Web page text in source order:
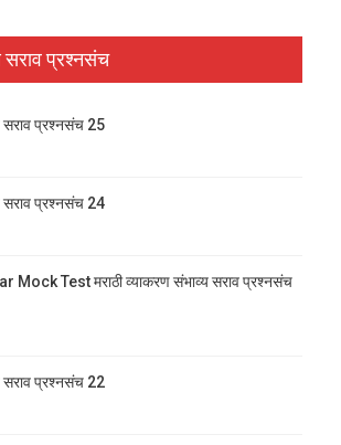
सराव प्रश्नसंच
सराव प्रश्नसंच 25
सराव प्रश्नसंच 24
Test मराठी व्याकरण संभाव्य सराव प्रश्नसंच
सराव प्रश्नसंच 22